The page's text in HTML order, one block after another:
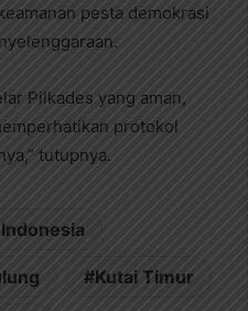
pesta demokrasi
Pilkades yang aman,
protokol
tutupnya.
Kutai Timur